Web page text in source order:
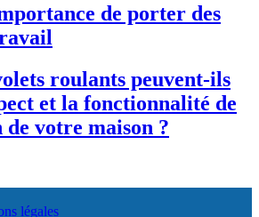
de porter des
roulants peuvent-ils
et la fonctionnalité de
de votre maison ?
légales